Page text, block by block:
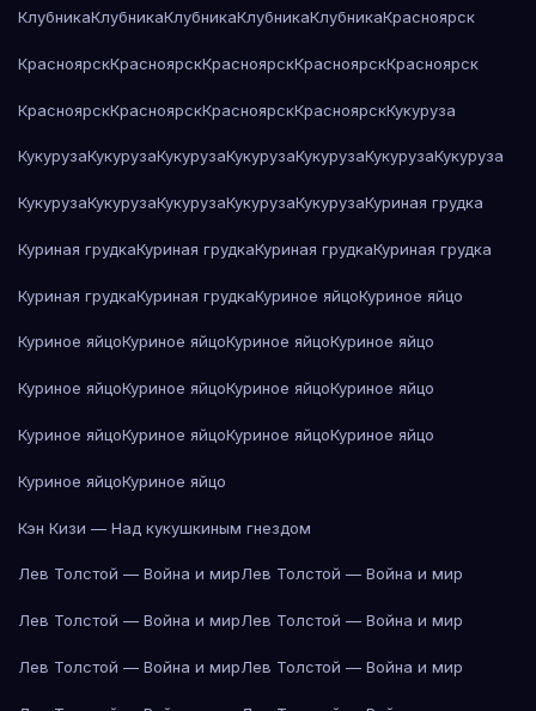
КлубникаКлубникаКлубникаКлубникаКлубникаКрасноярск
КрасноярскКрасноярскКрасноярскКрасноярскКрасноярск
КрасноярскКрасноярскКрасноярскКрасноярскКукуруза
КукурузаКукурузаКукурузаКукурузаКукурузаКукурузаКукуруза
КукурузаКукурузаКукурузаКукурузаКукурузаКуриная грудка
Куриная грудкаКуриная грудкаКуриная грудкаКуриная грудка
Куриная грудкаКуриная грудкаКуриное яйцоКуриное яйцо
Куриное яйцоКуриное яйцоКуриное яйцоКуриное яйцо
Куриное яйцоКуриное яйцоКуриное яйцоКуриное яйцо
Куриное яйцоКуриное яйцоКуриное яйцоКуриное яйцо
Куриное яйцоКуриное яйцо
Кэн Кизи — Над кукушкиным гнездом
Лев Толстой — Война и мирЛев Толстой — Война и мир
Лев Толстой — Война и мирЛев Толстой — Война и мир
Лев Толстой — Война и мирЛев Толстой — Война и мир